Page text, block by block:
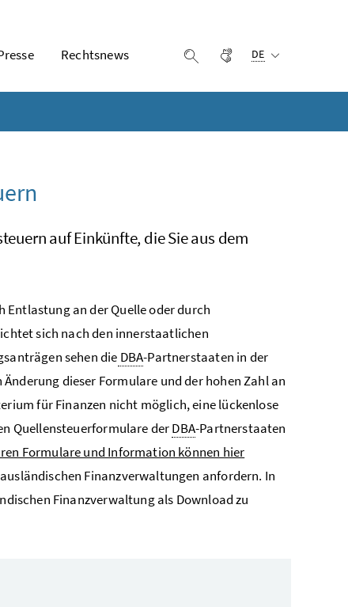
Rechtsnews Suche einblenden
Gebärdensprache
DE
auf Einkünfte, die Sie aus dem
an der Quelle oder durch
sich nach den innerstaatlichen
sehen die DBA-Partnerstaaten in der
dieser Formulare und der hohen Zahl an
für Finanzen nicht möglich, eine lückenlose
Quellensteuerformulare derDBA-Partnerstaaten
Formulare und Information können hier
Finanzverwaltungen anfordern. In
Finanzverwaltung als Download zu